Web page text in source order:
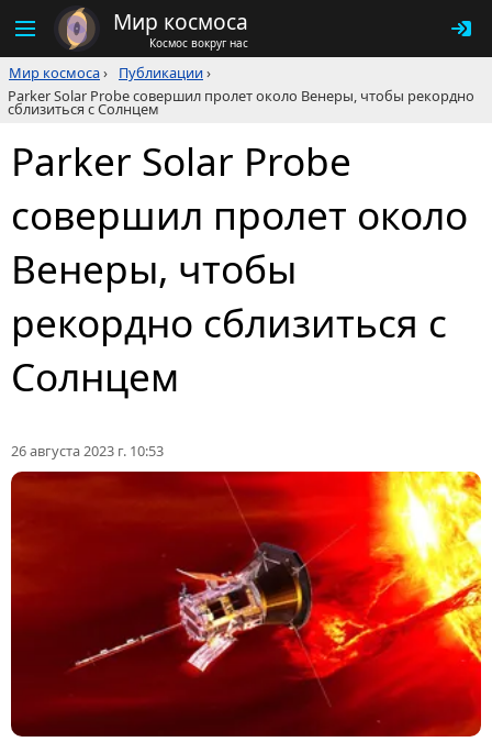
Мир космоса
Космос вокруг нас
Мир космоса› Публикации›
Parker Solar Probe совершил пролет около Венеры, чтобы рекордно
сблизиться с Солнцем
Parker Solar Probe
совершил пролет около
Венеры, чтобы
рекордно сблизиться с
Солнцем
26 августа 2023 г. 10:53